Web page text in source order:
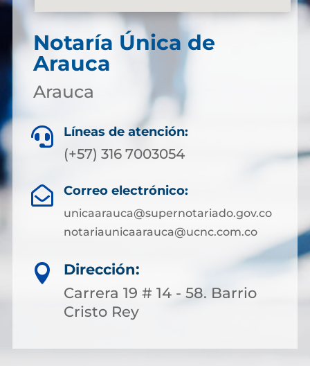
Notaría Única de
Arauca
Arauca
 Líneas de atención:
(+57) 316 7003054
 Correo electrónico:
unicaarauca@supernotariado.gov.co
notariaunicaarauca@ucnc.com.co

Dirección:
Carrera 19 # 14 - 58. Barrio
Cristo Rey